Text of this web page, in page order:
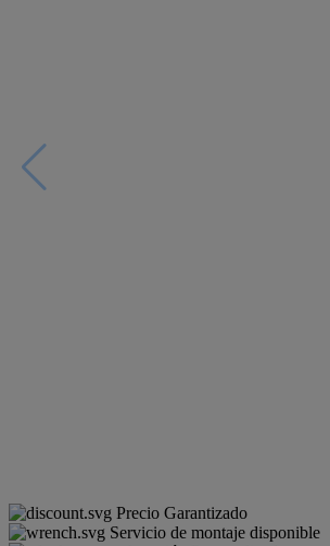
Precio Garantizado
Servicio de montaje disponible